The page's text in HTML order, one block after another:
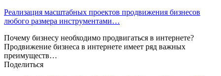
Реализация масштабных проектов продвижения бизнесов
любого размера инструментами…
Почему бизнесу необходимо продвигаться в интернете?
Продвижение бизнеса в интернете имеет ряд важных
преимуществ…
Поделиться